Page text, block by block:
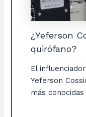
¿Yeferson
quirófano?
El
Yeferson
más